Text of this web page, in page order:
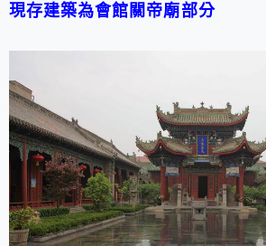
現存建築為會館關帝廟部分